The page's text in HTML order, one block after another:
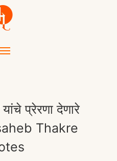
प्रेरणा देणारे
Thakre